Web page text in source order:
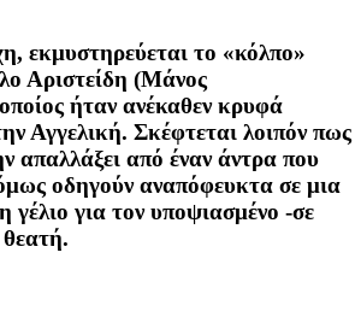
εκμυστηρεύεται το «κόλπο»
Αριστείδη (Μάνος
ήταν ανέκαθεν κρυφά
Αγγελική. Σκέφτεται λοιπόν πως
απαλλάξει από έναν άντρα που
οδηγούν αναπόφευκτα σε μια
γέλιο για τον υποψιασμένο -σε